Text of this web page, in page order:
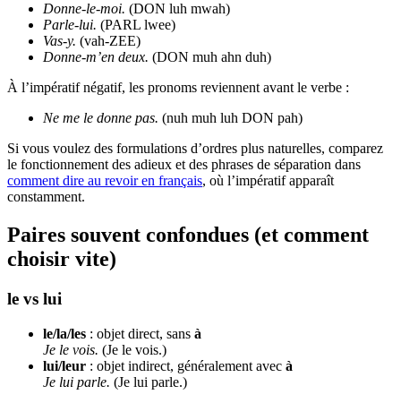
Donne-le-moi. (DON luh mwah)
Parle-lui. (PARL lwee)
Vas-y. (vah-ZEE)
Donne-m’en deux. (DON muh ahn duh)
À l’impératif négatif, les pronoms reviennent avant le verbe :
Ne me le donne pas. (nuh muh luh DON pah)
Si vous voulez des formulations d’ordres plus naturelles, comparez
le fonctionnement des adieux et des phrases de séparation dans
comment dire au revoir en français, où l’impératif apparaît
constamment.
Paires souvent confondues (et comment
choisir vite)
le vs lui
le/la/les : objet direct, sans à
Je le vois. (Je le vois.)
lui/leur : objet indirect, généralement avec à
Je lui parle. (Je lui parle.)